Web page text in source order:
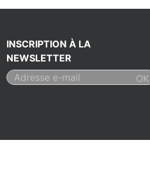
INSCRIPTION À LA
NEWSLETTER